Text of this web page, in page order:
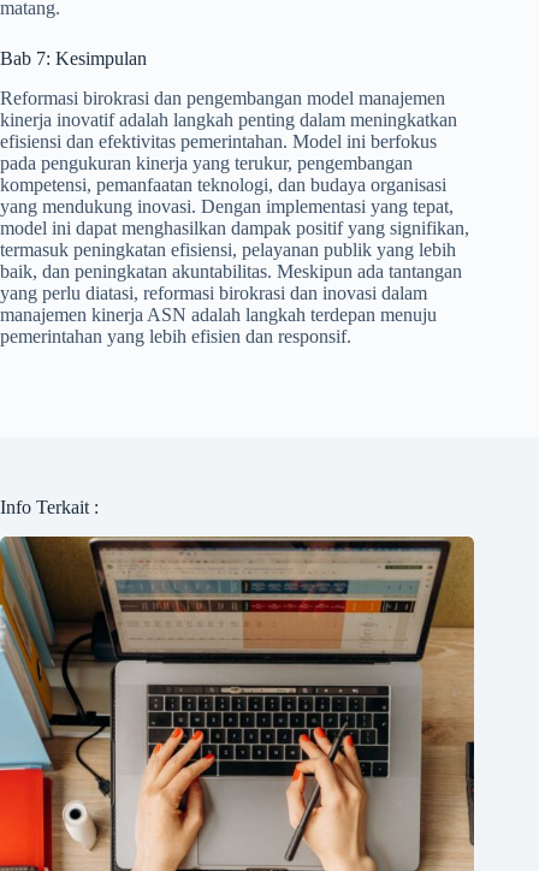
matang.
Bab 7: Kesimpulan
Reformasi birokrasi dan pengembangan model manajemen
kinerja inovatif adalah langkah penting dalam meningkatkan
efisiensi dan efektivitas pemerintahan. Model ini berfokus
pada pengukuran kinerja yang terukur, pengembangan
kompetensi, pemanfaatan teknologi, dan budaya organisasi
yang mendukung inovasi. Dengan implementasi yang tepat,
model ini dapat menghasilkan dampak positif yang signifikan,
termasuk peningkatan efisiensi, pelayanan publik yang lebih
baik, dan peningkatan akuntabilitas. Meskipun ada tantangan
yang perlu diatasi, reformasi birokrasi dan inovasi dalam
manajemen kinerja ASN adalah langkah terdepan menuju
pemerintahan yang lebih efisien dan responsif.
Info Terkait :